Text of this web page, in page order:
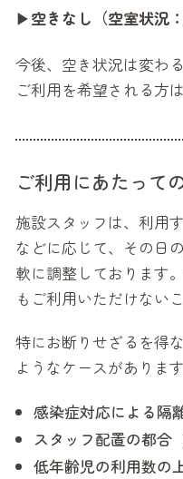
▶空きなし（空室状況
今後、空き状況は変わ
ご利用を希望される方
ご利用にあたって
施設スタッフは、利用
などに応じて、その日
軟に調整しております
もご利用いただけない
特にお断りせざるを得
ようなケースがあります
感染症対応による隔
スタッフ配置の都合
低年齢児の利用数の